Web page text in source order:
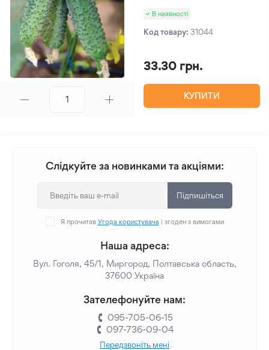
В наявності
Код товару: 31044
33.30 грн.
КУПИТИ
Слідкуйте за новинками та акціями:
Підпишіться
Я прочитав Угода користувача і згоден з вимогами
Наша адреса:
Вул. Гоголя, 45/1, Миргород, Полтавська область,
37600 Україна
Зателефонуйте нам:
095-705-06-15
097-736-09-04
Передзвоніть мені